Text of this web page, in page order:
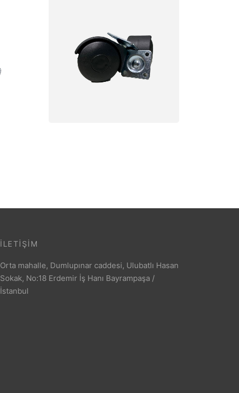
İLETIŞIM
Orta mahalle, Dumlupınar caddesi, Ulubatlı Hasan
Sokak, No:18 Erdemir İş Hanı Bayrampaşa /
İstanbul